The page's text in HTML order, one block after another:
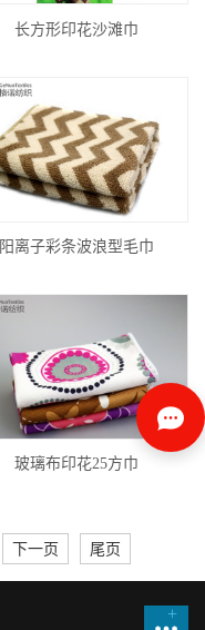
长方形印花沙滩巾
阳离子彩条波浪型毛巾
玻璃布印花25方巾
下一页 尾页
+